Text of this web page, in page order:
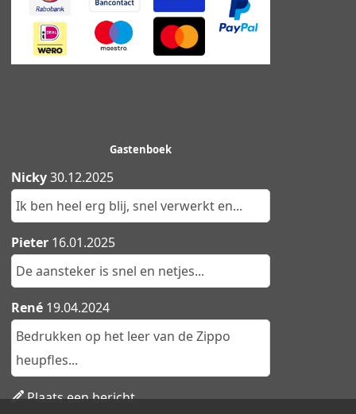
Gastenboek
Nicky30.12.2025
Ik ben heel erg blij, snel verwerkt en...
Pieter 16.01.2025
De aansteker is snel en netjes...
René 19.04.2024
Bedrukken op het leer van de Zippo
heupfles...
Plaats een bericht